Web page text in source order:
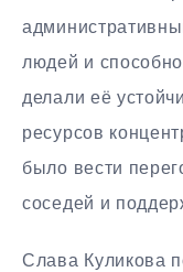
людей и
делали её
ресурсов
было вести
соседей и
Слава Куликова